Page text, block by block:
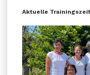
Aktuelle